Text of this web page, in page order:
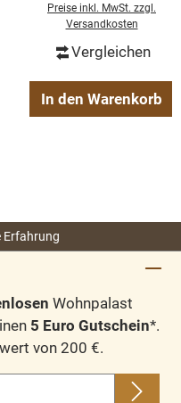
Preise inkl. MwSt. zzgl.
Versandkosten
Vergleichen
In den Warenkorb
Erfahrung
Wohnpalast
5 Euro Gutschein*.
von 200 €.